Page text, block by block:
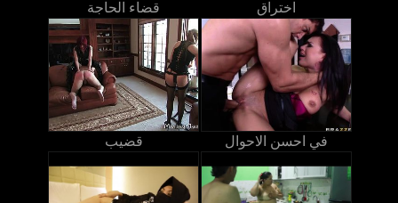
قضاء الحاجة اختراق
قضيب في احسن الاحوال